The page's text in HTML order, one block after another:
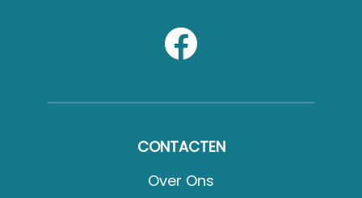
CONTACTEN
Over Ons